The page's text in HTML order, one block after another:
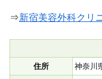
⇒新宿美容外科クリ
住所
神奈川